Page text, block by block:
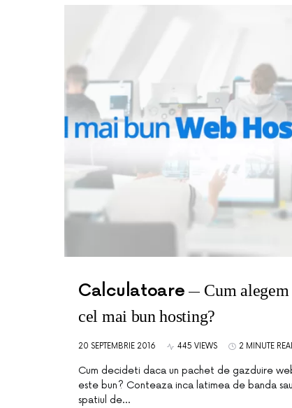
Calculatoare
Cum alegem
cel mai bun hosting?
20 SEPTEMBRIE 2016 445 VIEWS 2 MINUTE
Cum decideti daca un pachet de gazduire
este bun? Conteaza inca latimea de banda sau
spatiul de…